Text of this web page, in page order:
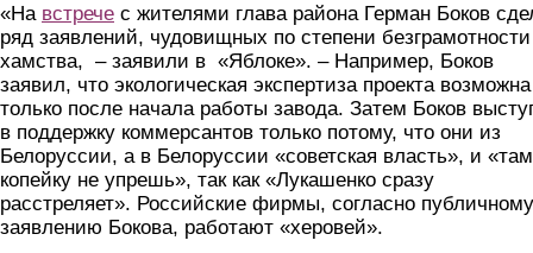
«На встрече с жителями глава района Герман Боков
ряд заявлений, чудовищных по степени
хамства, – заявили в «Яблоке». – Например, Боков
заявил, что экологическая экспертиза проекта возможна
только после начала работы завода. Затем Боков
в поддержку коммерсантов только потому, что они из
Белоруссии, а в Белоруссии «советская власть», и «там
копейку не упрешь», так как «Лукашенко сразу
расстреляет». Российские фирмы, согласно публичному
заявлению Бокова, работают «херовей».